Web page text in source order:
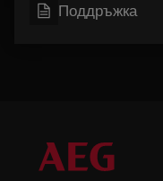
Поддръжка